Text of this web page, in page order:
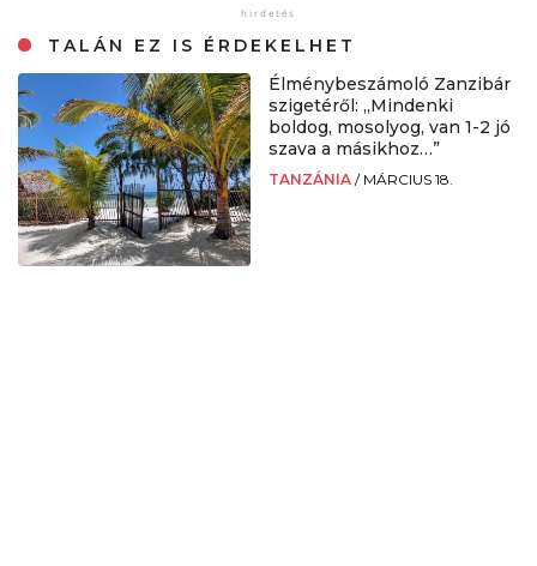
TALÁN EZ IS ÉRDEKELHET
Élménybeszámoló Zanzibár
szigetéről: „Mindenki
boldog, mosolyog, van 1-2 jó
szava a másikhoz…”
TANZÁNIA / MÁRCIUS 18.